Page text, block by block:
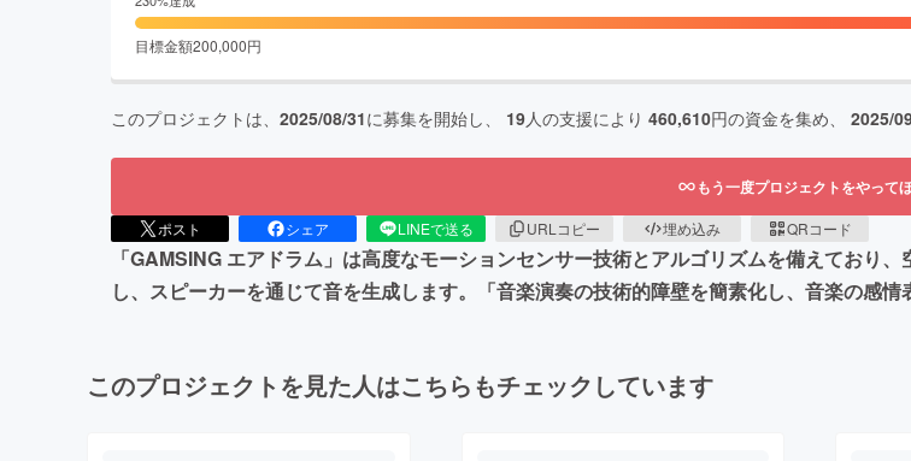
目標金額200,000円
このプロジェクトは、 2025/08/31に募集を開始し、 19人の支援により 460,610円の資金を集め、 2025/
もう一度プロジェクトをやって
ポスト シェア LINEで送る URLコピー 埋め込み QRコード
「GAMSING エアドラム」は高度なモーションセンサー技術とアルゴリズムを備えており
し、スピーカーを通じて音を生成します。「音楽演奏の技術的障壁を簡素化し、音楽の感
このプロジェクトを見た人はこちらもチェックしています